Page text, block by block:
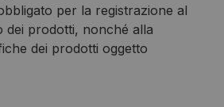
per la registrazione al
dei prodotti, nonché alla
dei prodotti oggetto